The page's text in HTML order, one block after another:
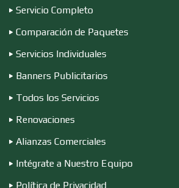
Electrónica
Elevadores y Ascensores
Empaques y Embalajes
Empresas de Limpieza
Servicio Completo
Comparación de Paquetes
Servicios Individuales
Banners Publicitarios
Todos los Servicios
Renovaciones
Alianzas Comerciales
Intégrate a Nuestro Equipo
Política de Privacidad